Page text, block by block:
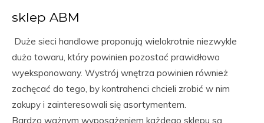
sklep ABM
Duże sieci handlowe proponują wielokrotnie niezwykle
dużo towaru, który powinien pozostać prawidłowo
wyeksponowany. Wystrój wnętrza powinien również
zachęcać do tego, by kontrahenci chcieli zrobić w nim
zakupy i zainteresowali się asortymentem.
Bardzo ważnym wyposażeniem każdego sklepu są